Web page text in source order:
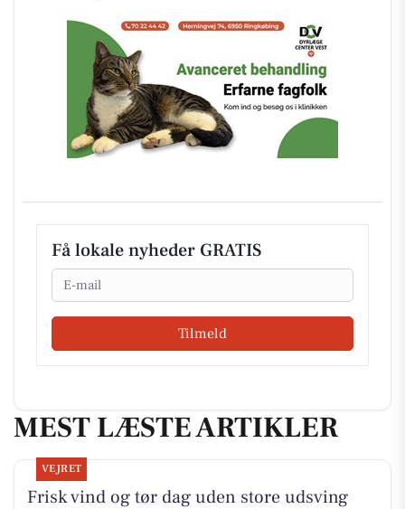
Få lokale nyheder GRATIS
Email
Tilmeld
MEST LÆSTE ARTIKLER
VEJRET
Frisk vind og tør dag uden store udsving